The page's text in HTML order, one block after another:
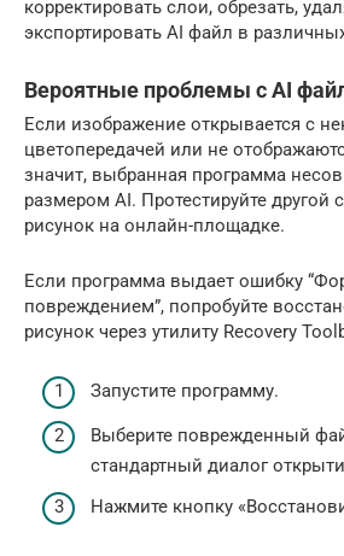
корректировать слои, обрезать,
экспортировать AI файл в
Вероятные проблемы с AI
Если изображение открывается с
цветопередачей или не
значит, выбранная программа
размером AI. Протестируйте другой
рисунок на онлайн-площадке.
Если программа выдает ошибку
повреждением”, попробуйте
рисунок через утилиту Recovery
Запустите программу.
Выберите поврежденный
стандартный диалог
Нажмите кнопку